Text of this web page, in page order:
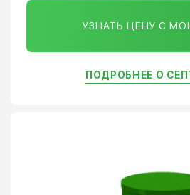
УЗНАТЬ ЦЕНУ С
ПОДРОБНЕЕ О